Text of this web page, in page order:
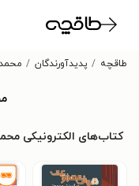
طاقچه پدیدآورندگان
کتاب‌های الکترونیکی